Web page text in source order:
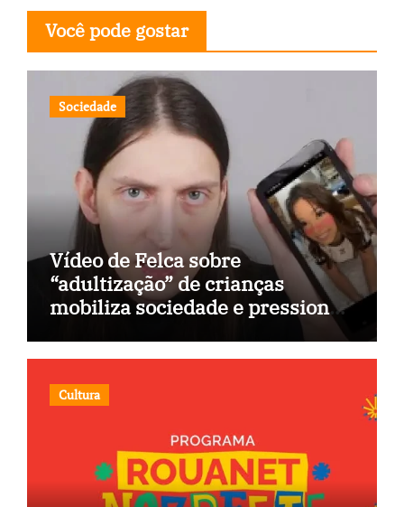
Você pode gostar
Sociedade
Vídeo de Felca sobre
“adultização” de crianças
mobiliza sociedade e pressiona
Cultura